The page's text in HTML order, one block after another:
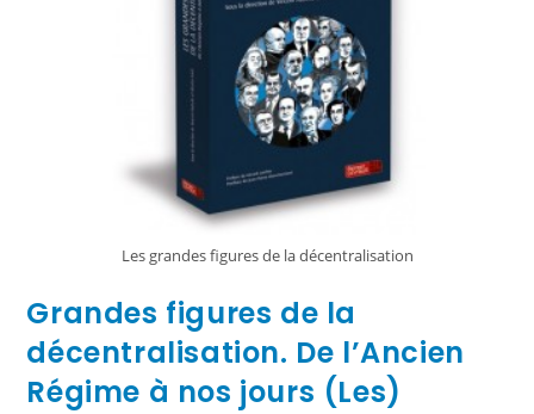
Les grandes figures de la décentralisation
Grandes figures de la
décentralisation. De l’Ancien
Régime à nos jours (Les)